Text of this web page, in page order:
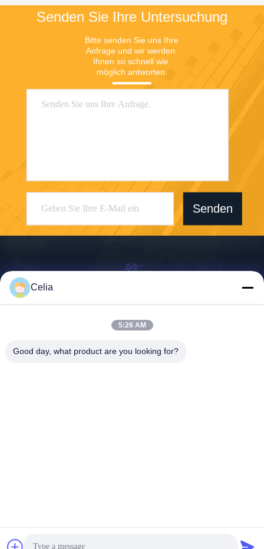
Senden Sie Ihre Untersuchung
Bitte senden Sie uns Ihre
Anfrage und wir werden
Ihnen so schnell wie
möglich antworten.
Senden
Shenzhen Zhong Jian South Environment
86--13392805835
Celia
5:26 AM
Good day, what product are you looking for?